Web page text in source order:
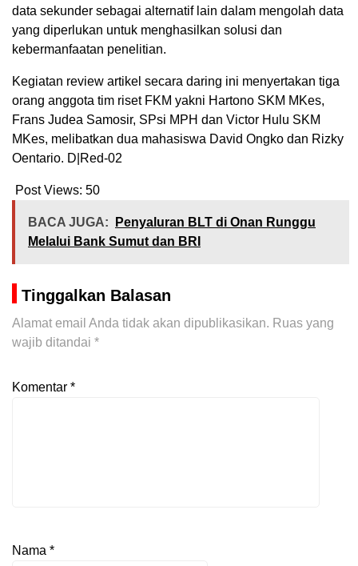
data sekunder sebagai alternatif lain dalam mengolah data
yang diperlukan untuk menghasilkan solusi dan
kebermanfaatan penelitian.
Kegiatan review artikel secara daring ini menyertakan tiga
orang anggota tim riset FKM yakni Hartono SKM MKes,
Frans Judea Samosir, SPsi MPH dan Victor Hulu SKM
MKes, melibatkan dua mahasiswa David Ongko dan Rizky
Oentario. D|Red-02
Post Views: 50
BACA JUGA:
Penyaluran BLT di Onan Runggu
Melalui Bank Sumut dan BRI
Tinggalkan Balasan
Alamat email Anda tidak akan dipublikasikan. Ruas yang
wajib ditandai *
Komentar *
Nama *